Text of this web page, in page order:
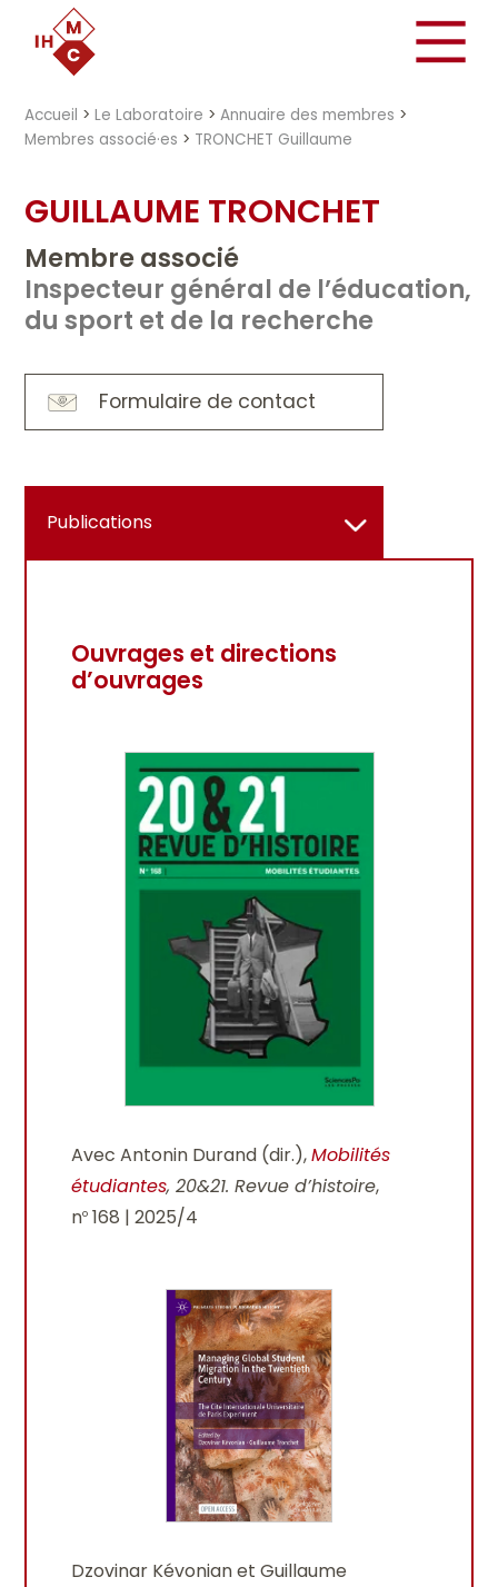
Accueil >Le Laboratoire >Annuaire des membres >
Membres associé·es > TRONCHET Guillaume
GUILLAUME TRONCHET
Membre associé
Inspecteur général de l’éducation,
du sport et de la recherche
Formulaire de contact
Publications
Ouvrages et directions
d’ouvrages
Avec Antonin Durand (dir.),Mobilités
étudiantes,20&21. Revue d’histoire,
no 168 | 2025/4
Dzovinar Kévonian et Guillaume